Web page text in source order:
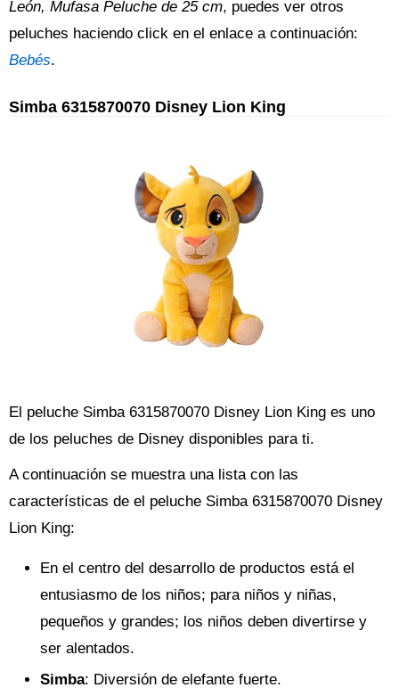
León, Mufasa Peluche de 25 cm, puedes ver otros
peluches haciendo click en el enlace a continuación:
Bebés.
Simba 6315870070 Disney Lion King
El peluche Simba 6315870070 Disney Lion King es uno
de los peluches de Disney disponibles para ti.
A continuación se muestra una lista con las
características de el peluche Simba 6315870070 Disney
Lion King:
En el centro del desarrollo de productos está el
entusiasmo de los niños; para niños y niñas,
pequeños y grandes; los niños deben divertirse y
ser alentados.
Simba: Diversión de elefante fuerte.